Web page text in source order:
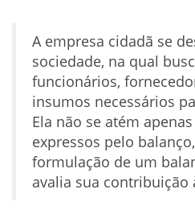
A empresa cidadã se
sociedade, na qual
funcionários,
insumos necessários
Ela não se atém
expressos pelo
formulação de um
avalia sua contribuição